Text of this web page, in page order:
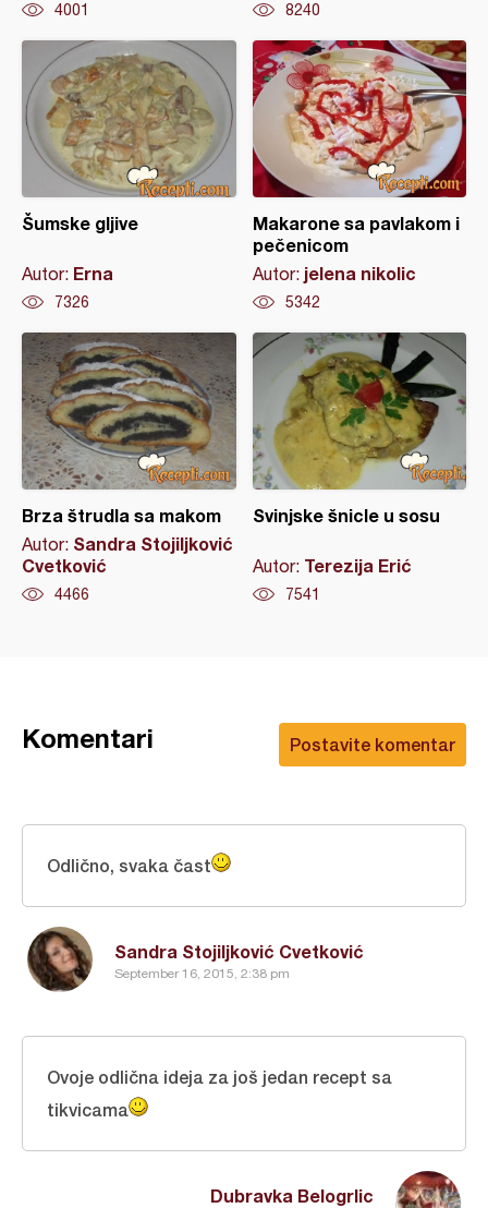
4001 8240
Šumske gljive
Autor: Erna
7326
Makarone sa pavlakom i
pečenicom
Autor: jelena nikolic
5342
Brza štrudla sa makom
Autor: Sandra Stojiljković
Cvetković
4466
Svinjske šnicle u sosu
Autor: Terezija Erić
7541
Postavite komentar
Komentari
Sandra Stojiljković Cvetković
September 16, 2015, 2:38 pm
Odlično, svaka čast
Dubravka Belogrlic
Ovoje odlična ideja za još jedan recept sa
tikvicama